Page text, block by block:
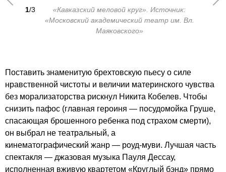
1/3
«Кавказский меловой круг». Источник:
«Московский академический театр им. Вл.
Маяковского»
Поставить знаменитую брехтовскую пьесу о силе
нравственной чистоты и величии материнского чувства
без морализаторства рискнул Никита Кобелев. Чтобы
снизить пафос (главная героиня — посудомойка Груше,
спасающая брошенного ребенка под страхом смерти),
он выбрал не театральный, а
кинематографический жанр — роуд-муви. Лучшая часть
спектакля — джазовая музыка Пауля Дессау,
исполненная вживую квартетом «Круглый бэнд» прямо